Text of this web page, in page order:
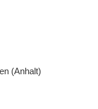
(Anhalt)